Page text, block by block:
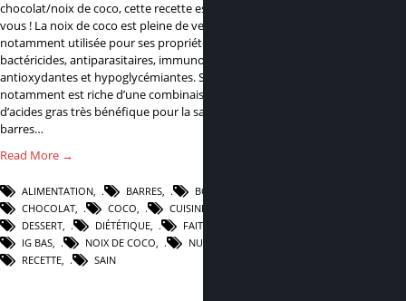
chocolat/noix de coco, cette recette est faite pour
vous ! La noix de coco est pleine de vertus, et
notamment utilisée pour ses propriétés
bactéricides, antiparasitaires, immunostimulantes,
antioxydantes et hypoglycémiantes. Son huile
notamment est riche d’une combinaison unique
d’acides gras très bénéfique pour la santé ! Ces
barres…
Read More →
ALIMENTATION BARRES BOUNTY
CHOCOLAT
COCO CUISINE
DESSERT
DIÉTÉTIQUE FAIT MAISON
IG BAS
NOIX DE COCO NUTRITION
RECETTE
SAIN